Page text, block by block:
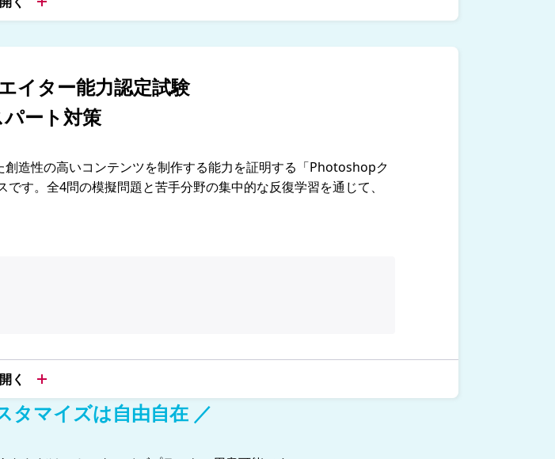
イター能力認定試験
ート対策
造性の高いコンテンツを制作する能力を証明する「Photoshopク
す。全4問の模擬問題と苦手分野の集中的な反復学習を通じて、
タマイズは自由自在 ／